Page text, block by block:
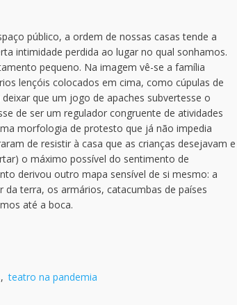
público, a ordem de nossas casas tende a
intimidade perdida ao lugar no qual sonhamos.
pequeno. Na imagem vê-se a família
lençóis colocados em cima, como cúpulas de
que um jogo de apaches subvertesse o
de ser um regulador congruente de atividades
morfologia de protesto que já não impedia
de resistir à casa que as crianças desejavam e
o máximo possível do sentimento de
derivou outro mapa sensível de si mesmo: a
terra, os armários, catacumbas de países
até a boca.
, teatro na pandemia